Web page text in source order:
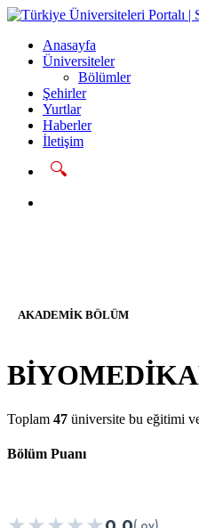
Anasayfa
Üniversiteler
Bölümler
Şehirler
Yurtlar
Haberler
İletişim
🔍
AKADEMIK BÖLÜM
Toplam 47 üniversite bu eğitimi
Bölüm Puanı